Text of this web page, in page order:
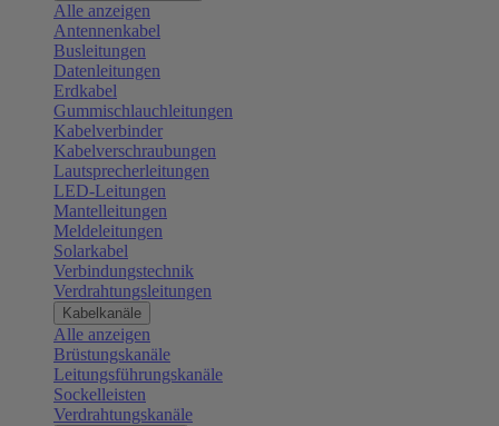
Alle anzeigen
Antennenkabel
Busleitungen
Datenleitungen
Erdkabel
Gummischlauchleitungen
Kabelverbinder
Kabelverschraubungen
Lautsprecherleitungen
LED-Leitungen
Mantelleitungen
Meldeleitungen
Solarkabel
Verbindungstechnik
Verdrahtungsleitungen
Kabelkanäle
Alle anzeigen
Brüstungskanäle
Leitungsführungskanäle
Sockelleisten
Verdrahtungskanäle